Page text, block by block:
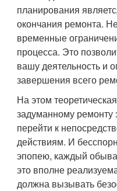
планирования
окончания ремонта.
временные
процесса. Это
вашу деятельность и
завершения всего
На этом
задуманному ремонту
перейти к
действиям. И
эпопею, каждый
это вполне
должна вызывать